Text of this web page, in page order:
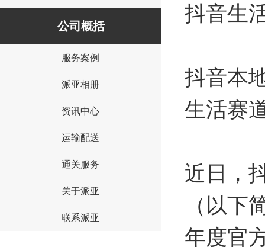
公司概括
{I('company_id')}
服务案例
派亚相册
资讯中心
运输配送
通关服务
关于派亚
联系派亚
抖音生
抖音本
生活赛
近日，
（以下
年度官